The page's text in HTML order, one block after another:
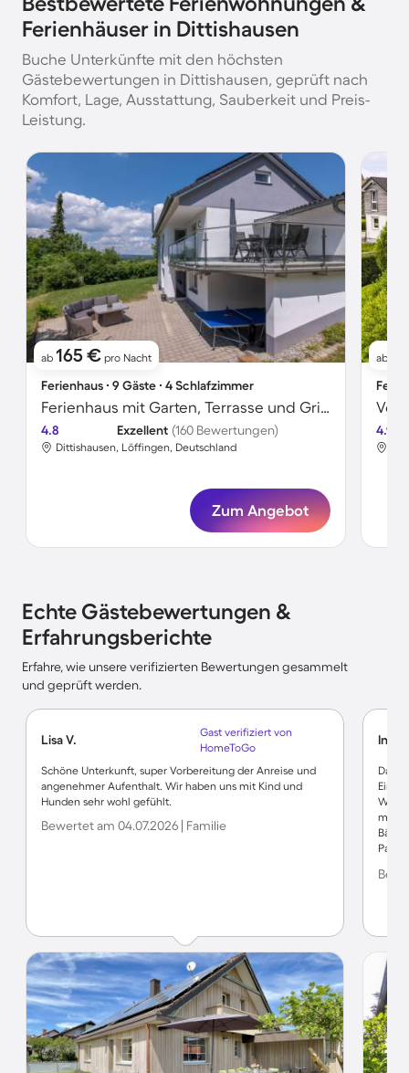
Ferienhäuser in Dittishausen
Buche Unterkünfte mit den höchsten
Gästebewertungen in Dittishausen, geprüft nach
Komfort, Lage, Ausstattung, Sauberkeit und Preis-
Leistung.
ab 165 € pro Nacht
Ferienhaus ∙ 9 Gäste ∙ 4 Schlafzimmer
Ferienhaus mit Garten, Terrasse und Grill | Stadtblick | Ideal für Homeoffice
4.8 Exzellent (160 Bewertungen)
Dittishausen, Löffingen, Deutschland
Zum Angebot
ab
4.9
Echte Gästebewertungen &
Erfahrungsberichte
Erfahre, wie unsere verifizierten Bewertungen gesammelt
und geprüft werden.
Lisa V.
Gast verifiziert von
HomeToGo
Schöne Unterkunft, super Vorbereitung der Anreise und
angenehmer Aufenthalt. Wir haben uns mit Kind und
Hunden sehr wohl gefühlt.
Bewertet am 04.07.2026 | Familie
Ines
Das
mir
Paar
Also